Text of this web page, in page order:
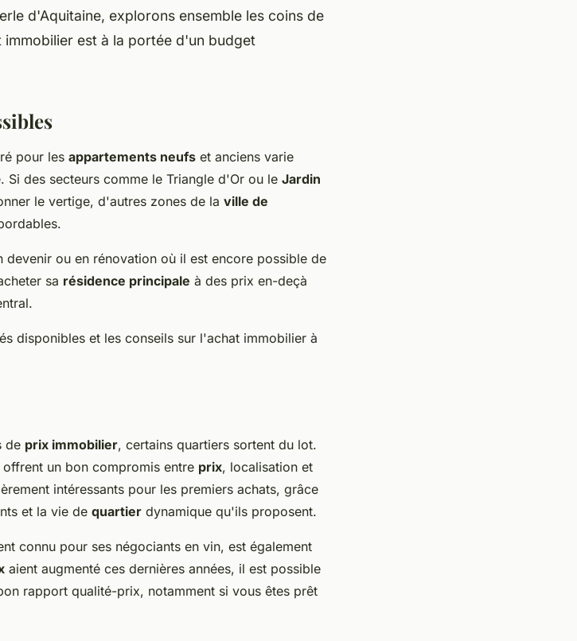
d'Aquitaine, explorons ensemble les coins de
immobilier est à la portée d'un budget
pour les appartements neufs et anciens varie
Si des secteurs comme le Triangle d'Or ou le Jardin
le vertige, d'autres zones de la ville de
devenir ou en rénovation où il est encore possible de
sa résidence principale à des prix en-deçà
disponibles et les conseils sur l'achat immobilier à
de prix immobilier, certains quartiers sortent du lot.
un bon compromis entre prix, localisation et
intéressants pour les premiers achats, grâce
et la vie de quartier dynamique qu'ils proposent.
connu pour ses négociants en vin, est également
aient augmenté ces dernières années, il est possible
rapport qualité-prix, notamment si vous êtes prêt